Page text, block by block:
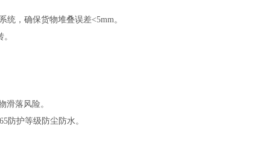
，确保货物堆叠误差<5mm。
滑落风险。
防护等级防尘防水。